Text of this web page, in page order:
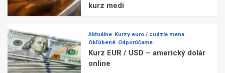
kurz medi
Aktuálne Kurzy euro / cudzia mena
Obľúbené Odporúčame
Kurz EUR / USD – americký dolár
online